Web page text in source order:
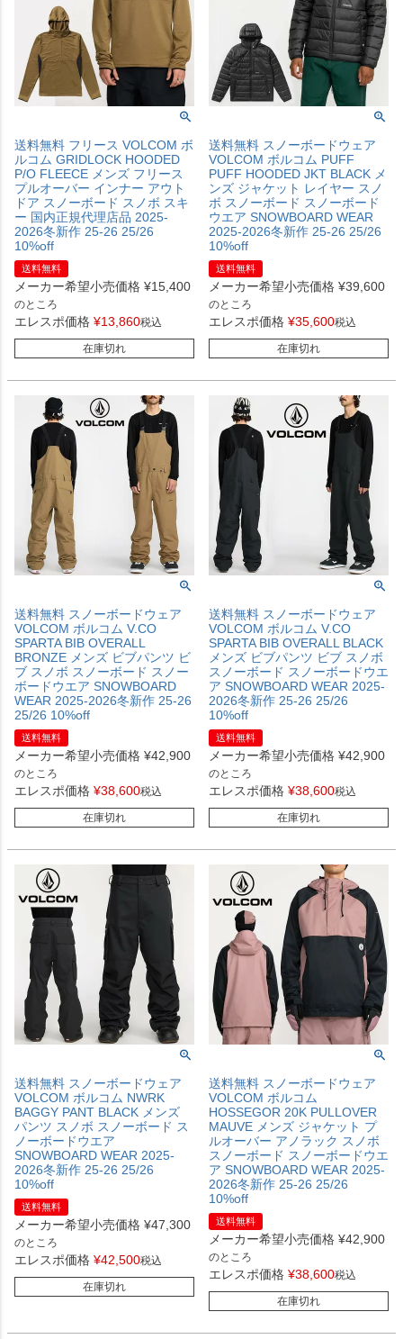
送料無料 フリース VOLCOM ボ
ルコム GRIDLOCK HOODED
P/O FLEECE メンズ フリース
プルオーバー インナー アウト
ドア スノーボード スノボ スキ
ー 国内正規代理店品 2025-
2026冬新作 25-26 25/26
10%off
送料無料
メーカー希望小売価格 ¥15,400
のところ
エレスポ価格 ¥13,860税込
在庫切れ
送料無料 スノーボードウェア
VOLCOM ボルコム PUFF
PUFF HOODED JKT BLACK メ
ンズ ジャケット レイヤー スノ
ボ スノーボード スノーボード
ウエア SNOWBOARD WEAR
2025-2026冬新作 25-26 25/26
10%off
送料無料
メーカー希望小売価格 ¥39,600
のところ
エレスポ価格 ¥35,600税込
在庫切れ
送料無料 スノーボードウェア
VOLCOM ボルコム V.CO
SPARTA BIB OVERALL
BRONZE メンズ ビブパンツ ビ
ブ スノボ スノーボード スノー
ボードウエア SNOWBOARD
WEAR 2025-2026冬新作 25-26
25/26 10%off
送料無料
メーカー希望小売価格 ¥42,900
のところ
エレスポ価格 ¥38,600税込
在庫切れ
送料無料 スノーボードウェア
VOLCOM ボルコム V.CO
SPARTA BIB OVERALL BLACK
メンズ ビブパンツ ビブ スノボ
スノーボード スノーボードウエ
ア SNOWBOARD WEAR 2025-
2026冬新作 25-26 25/26
10%off
送料無料
メーカー希望小売価格 ¥42,900
のところ
エレスポ価格 ¥38,600税込
在庫切れ
送料無料 スノーボードウェア
VOLCOM ボルコム NWRK
BAGGY PANT BLACK メンズ
パンツ スノボ スノーボード ス
ノーボードウエア
SNOWBOARD WEAR 2025-
2026冬新作 25-26 25/26
10%off
送料無料
メーカー希望小売価格 ¥47,300
のところ
エレスポ価格 ¥42,500税込
在庫切れ
送料無料 スノーボードウェア
VOLCOM ボルコム
HOSSEGOR 20K PULLOVER
MAUVE メンズ ジャケット プ
ルオーバー アノラック スノボ
スノーボード スノーボードウエ
ア SNOWBOARD WEAR 2025-
2026冬新作 25-26 25/26
10%off
送料無料
メーカー希望小売価格 ¥42,900
のところ
エレスポ価格 ¥38,600税込
在庫切れ